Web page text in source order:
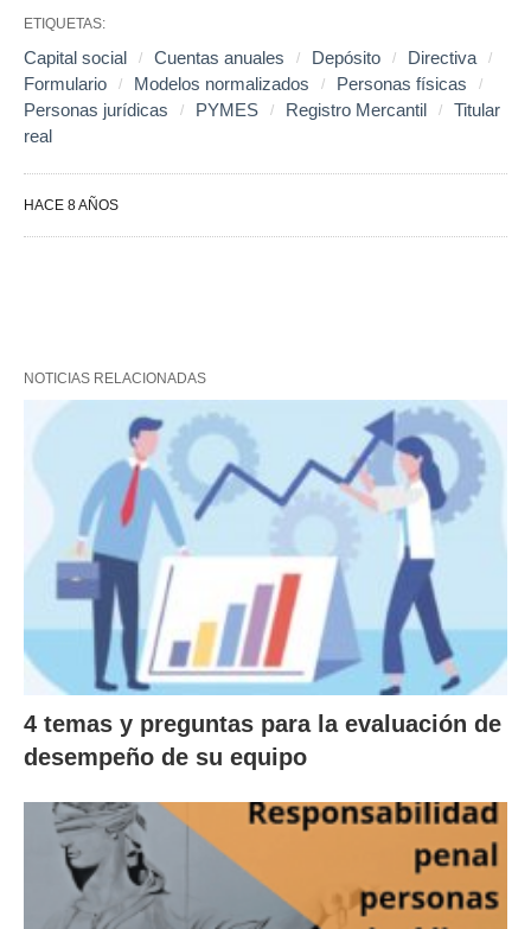
ETIQUETAS:
Capital social Cuentas anuales Depósito
Directiva
Formulario
Modelos normalizados
Personas físicas
Personas jurídicas
PYMES Registro Mercantil
Titular
real
HACE 8 AÑOS
NOTICIAS RELACIONADAS
4 temas y preguntas para la evaluación de
desempeño de su equipo